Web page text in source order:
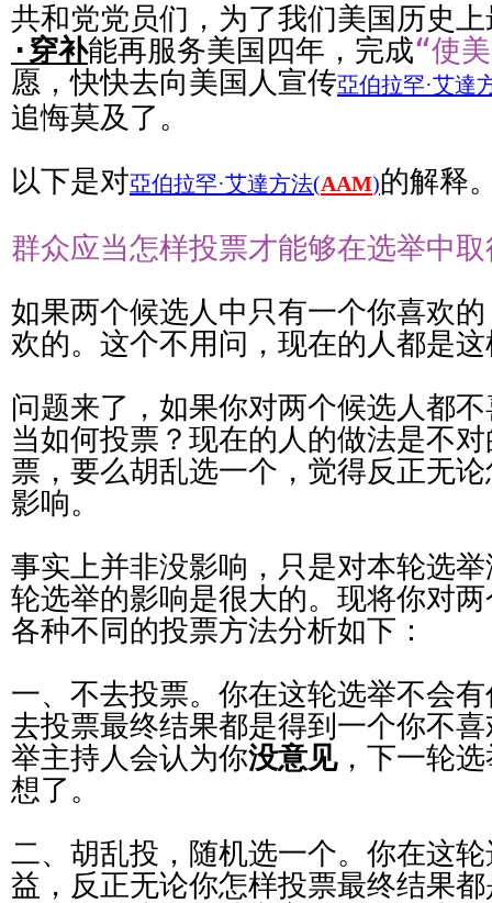
共和党党员们，为了我们美国历史
·穿补能再服务美国四年，完成“使
愿，快快去向美国人宣传亞伯拉罕·艾達
追悔莫及了。
以下是对亞伯拉罕·艾達方法(AAM)的解释
群众应当怎样投票才能够在选举中
如果两个候选人中只有一个你喜欢
欢的。这个不用问，现在的人都是
问题来了，如果你对两个候选人都
当如何投票？现在的人的做法是不
票，要么胡乱选一个，觉得反正无
影响。
事实上并非没影响，只是对本轮选
轮选举的影响是很大的。现将你对
各种不同的投票方法分析如下：
一、不去投票。你在这轮选举不会
去投票最终结果都是得到一个你不
举主持人会认为你没意见，下一轮
想了。
二、胡乱投，随机选一个。你在这
益，反正无论你怎样投票最终结果